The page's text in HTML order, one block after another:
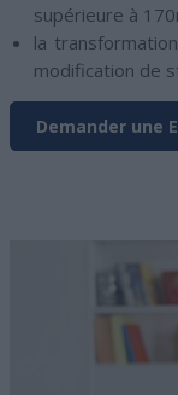
supérieure à
la
modification de
Demander une